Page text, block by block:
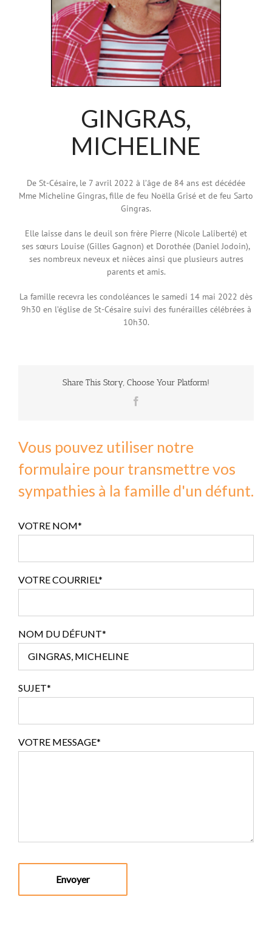
GINGRAS,
MICHELINE
De St-Césaire, le 7 avril 2022 à l’âge de 84 ans est décédée
Mme Micheline Gingras, fille de feu Noëlla Grisé et de feu Sarto
Gingras.
Elle laisse dans le deuil son frère Pierre (Nicole Laliberté) et
ses sœurs Louise (Gilles Gagnon) et Dorothée (Daniel Jodoin),
ses nombreux neveux et nièces ainsi que plusieurs autres
parents et amis.
La famille recevra les condoléances le samedi 14 mai 2022 dès
9h30 en l’église de St-Césaire suivi des funérailles célébrées à
10h30.
Share This Story, Choose Your Platform!
Vous pouvez utiliser notre
formulaire pour transmettre vos
sympathies à la famille d'un défunt.
VOTRE NOM*
VOTRE COURRIEL*
NOM DU DÉFUNT*
SUJET*
VOTRE MESSAGE*